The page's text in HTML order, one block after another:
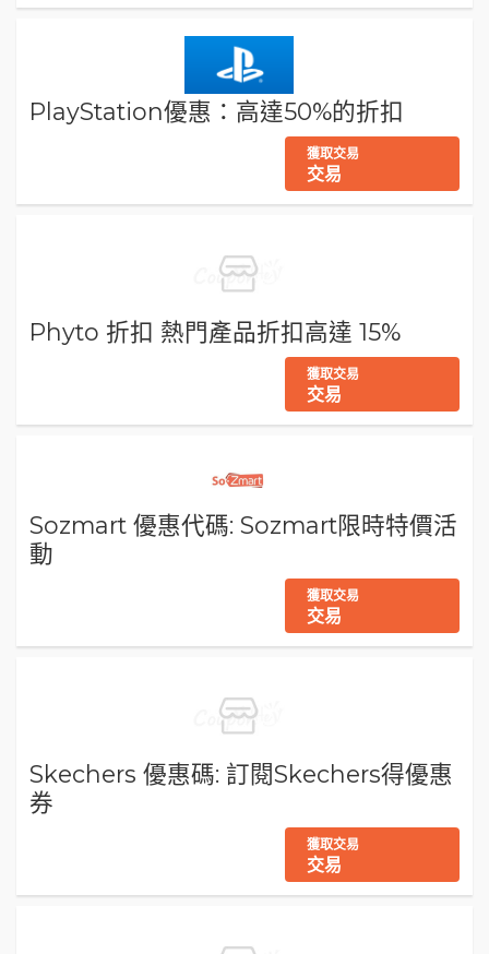
PlayStation優惠：高達50%的折扣
獲取交易
交易
Phyto 折扣 熱門產品折扣高達 15%
獲取交易
交易
Sozmart 優惠代碼: Sozmart限時特價活
動
獲取交易
交易
Skechers 優惠碼: 訂閱Skechers得優惠
券
獲取交易
交易